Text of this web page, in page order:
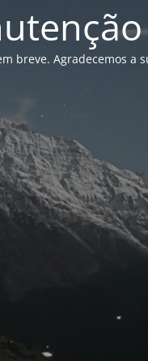
breve. Agradecemos a